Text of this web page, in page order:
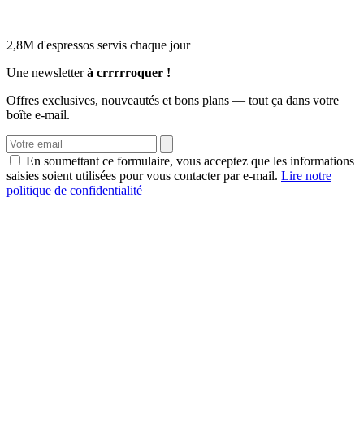
2,8M d'espressos servis chaque jour
Une newsletterà crrrrroquer !
Offres exclusives, nouveautés et bons plans — tout ça dans votre
boîte e-mail.
En soumettant ce formulaire, vous acceptez que les informations
saisies soient utilisées pour vous contacter par e-mail. Lire notre
politique de confidentialité